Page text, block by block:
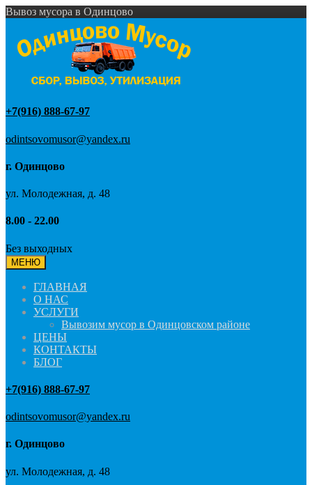
Вывоз мусора в Одинцово
+7(916) 888-67-97
odintsovomusor@yandex.ru
г. Одинцово
ул. Молодежная, д. 48
8.00 - 22.00
Без выходных
МЕНЮ
ГЛАВНАЯ
О НАС
УСЛУГИ
Вывозим мусор в Одинцовском районе
ЦЕНЫ
КОНТАКТЫ
БЛОГ
+7(916) 888-67-97
odintsovomusor@yandex.ru
г. Одинцово
ул. Молодежная, д. 48